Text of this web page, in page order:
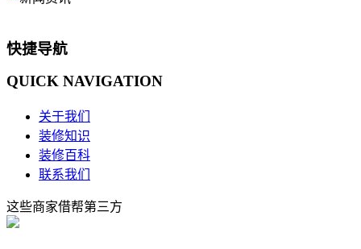
快捷导航
QUICK NAVIGATION
关于我们
装修知识
装修百科
联系我们
这些商家借帮第三方